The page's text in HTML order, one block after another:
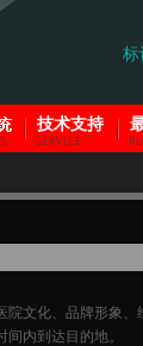
标
技术支持
文化、品牌形象、
内到达目的地。